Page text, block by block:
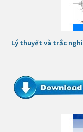
Lý thuyết và trắc